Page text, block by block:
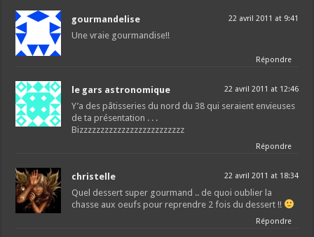
gourmandelise 22 avril 2011 at 9:41
Une vraie gourmandise!!
Répondre
le gars astronomique 22 avril 2011 at 12:46
Y’a des pâtisseries du nord du 38 qui seraient envieuses
de ta présentation . . .
Bizzzzzzzzzzzzzzzzzzzzzzzzz
Répondre
christelle 22 avril 2011 at 18:34
Quel dessert super gourmand .. de quoi oublier la
chasse aux oeufs pour reprendre 2 fois du dessert !!
Répondre